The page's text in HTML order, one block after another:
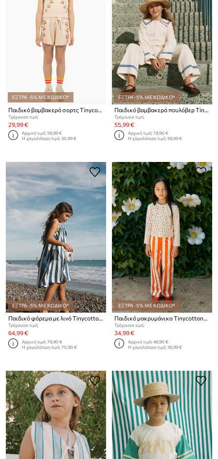
ΕΞΤΡΑ -5% ΜΕ ΚΩΔΙΚΟ*
Παιδικό βαμβακερό σορτς Tinycottons STRAWBERRIES SHORTS
Τρέχουσα τιμή:
29,99 €
Αρχική τιμή:56,99 €
Η χαμηλότερη τιμή:30,99 €
ΕΞΤΡΑ -5% ΜΕ ΚΩΔΙΚΟ*
Παιδικό βαμβακερό πουλόβερ Tinycottons SAILOR TINY CARDIGAN
Τρέχουσα τιμή:
55,99 €
Αρχική τιμή:78,90 €
Η χαμηλότερη τιμή:58,99 €
ΕΞΤΡΑ -5% ΜΕ ΚΩΔΙΚΟ*
Παιδικό φόρεμα με λινό Tinycottons LIGHT NAVY STRIPES DRESS
Τρέχουσα τιμή:
64,99 €
Αρχική τιμή:78,90 €
Η χαμηλότερη τιμή:70,90 €
ΕΞΤΡΑ -5% ΜΕ ΚΩΔΙΚΟ*
Παιδικό μακρυμάνικο Tinycottons TINY ROSES RIB KIDS JACKET
Τρέχουσα τιμή:
34,99 €
Αρχική τιμή:48,90 €
Η χαμηλότερη τιμή:36,99 €